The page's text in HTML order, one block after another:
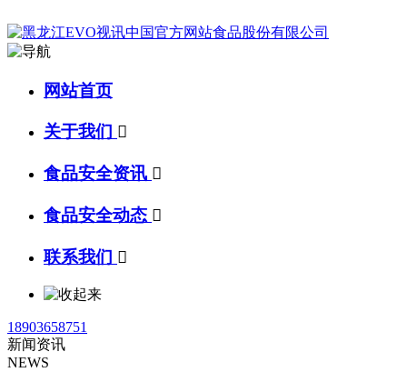
网站首页
关于我们 
食品安全资讯 
食品安全动态 
联系我们 
18903658751
新闻资讯
NEWS